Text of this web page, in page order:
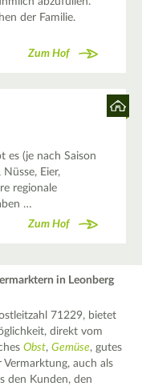
der Familie.
Zum Hof
es (je nach Saison
Eier,
regionale
…
Zum Hof
in Leonberg
71229, bietet
direkt vom
Obst,Gemüse, gutes
auch als
den Kunden, den